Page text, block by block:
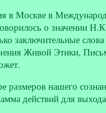
в Москве в
о значении
заключительные
Живой Этики,
нашего
действий для